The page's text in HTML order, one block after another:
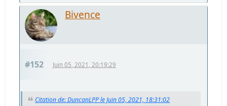
Bivence
#152 Juin 05, 2021, 20:19:29
Citation de: DuncanLPP le Juin 05, 2021, 18:31:02